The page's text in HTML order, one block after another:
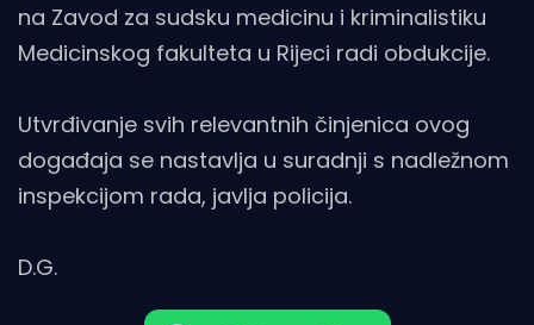
na Zavod za sudsku medicinu i kriminalistiku
Medicinskog fakulteta u Rijeci radi obdukcije.
Utvrđivanje svih relevantnih činjenica ovog
događaja se nastavlja u suradnji s nadležnom
inspekcijom rada, javlja policija.
D.G.